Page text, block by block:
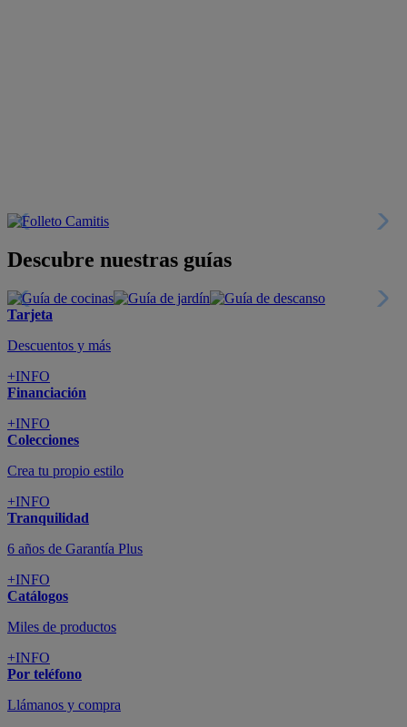
Descubre nuestras guías
Tarjeta
Descuentos y más
+INFO
Financiación
+INFO
Colecciones
Crea tu propio estilo
+INFO
Tranquilidad
6 años de Garantía Plus
+INFO
Catálogos
Miles de productos
+INFO
Por teléfono
Llámanos y compra